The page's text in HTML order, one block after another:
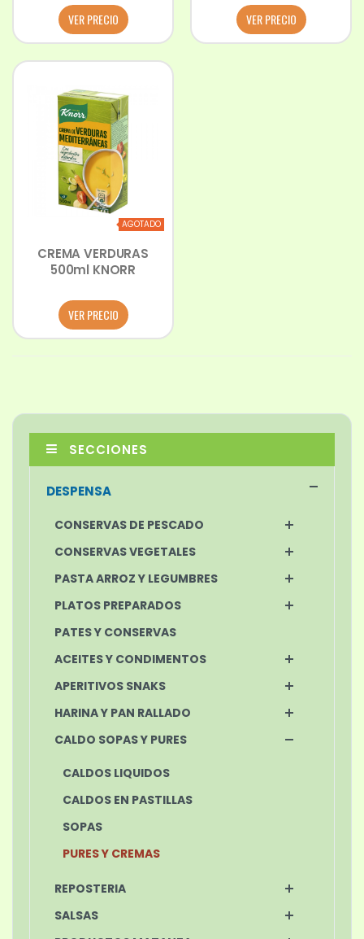
VER PRECIO
VER PRECIO
AGOTADO
CREMA VERDURAS
500ml KNORR
VER PRECIO
SECCIONES
DESPENSA
CONSERVAS DE PESCADO
CONSERVAS VEGETALES
PASTA ARROZ Y LEGUMBRES
PLATOS PREPARADOS
PATES Y CONSERVAS
ACEITES Y CONDIMENTOS
APERITIVOS SNAKS
HARINA Y PAN RALLADO
CALDO SOPAS Y PURES
CALDOS LIQUIDOS
CALDOS EN PASTILLAS
SOPAS
PURES Y CREMAS
REPOSTERIA
SALSAS